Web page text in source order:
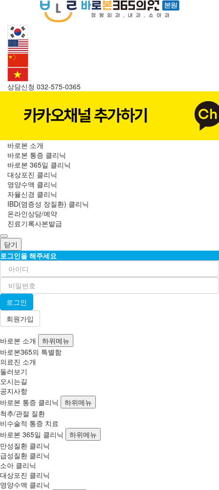
상담신청 032-575-0365
바로본 소개
바로본 통증 클리닉
바로본 365일 클리닉
대상포진 클리닉
영양수액 클리닉
자율신경 클리닉
IBD(염증성 장질환) 클리닉
온라인상담/예약
진료기록사본발급
닫기
로그인을 해주세요
회원가입
바로본 소개
하위메뉴
바로본365의 특별함
의료진 소개
둘러보기
오시는길
공지사항
바로본 통증 클리닉
하위메뉴
척추/관절 질환
비수술적 통증 치료
바로본 365일 클리닉
하위메뉴
만성질환 클리닉
급성질환 클리닉
소아 클리닉
대상포진 클리닉
영양수액 클리닉